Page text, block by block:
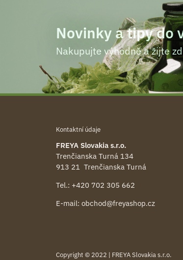
Novinky a tipy do
Nakupujte výhodně a žijte
Kontaktní údaje
FREYA Slovakia s.r.o.
Trenčianska Turná 134
913 21 Trenčianska Turná
Tel.: +420 702 305 662
E-mail: obchod@freyashop.cz
Copyright © 2022 | FREYA Slovakia s.r.o.